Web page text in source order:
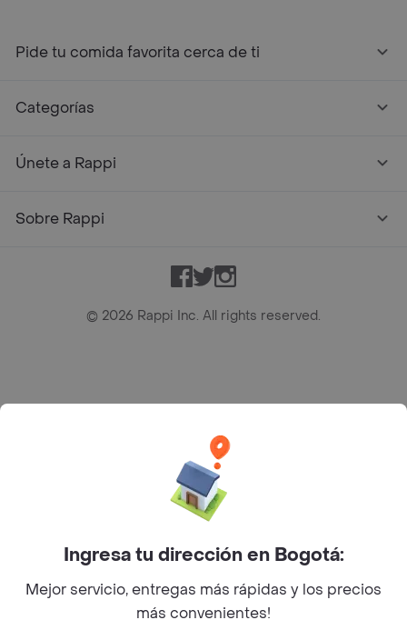
Pide tu comida favorita cerca de ti
Categorías
Únete a Rappi
Sobre Rappi
Facebook
TwitterInstagram
© 2026 Rappi Inc. All rights reserved.
Bogotá D.C. --- notificacionesrappi@rappi.com
Ingresa tu dirección en Bogotá:
Mejor servicio, entregas más rápidas y los precios
más convenientes!